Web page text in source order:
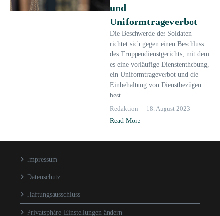
und
Uniformtrageverbot
Die Beschwerde des Soldaten
richtet sich gegen einen Beschluss
des Truppendienstgerichts, mit dem
es eine vorläufige Dienstenthebung,
ein Uniformtrageverbot und die
Einbehaltung von Dienstbezügen
best...
Redaktion
18. August 2023
Read More
Impressum
Datenschutz
Haftungsausschluss
Privatsphäre-Einstellungen ändern